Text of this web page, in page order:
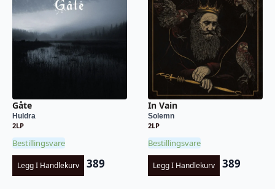
Gåte
Huldra
2LP
Bestillingsvare
Legg I Handlekurv 389
In Vain
Solemn
2LP
Bestillingsvare
Legg I Handlekurv 389